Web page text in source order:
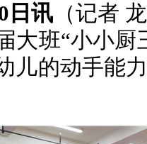
日讯 （记者
大班“小小
儿的动手能